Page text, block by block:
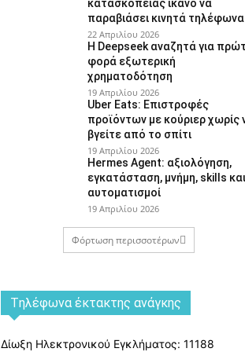
κατασκοπείας ικανό να
παραβιάσει κινητά τηλέφωνα
22 Απριλίου 2026
Η Deepseek αναζητά για
φορά εξωτερική
χρηματοδότηση
19 Απριλίου 2026
Uber Eats: Επιστροφές
προϊόντων με κούριερ χωρίς
βγείτε από το σπίτι
19 Απριλίου 2026
Hermes Agent: αξιολόγηση,
εγκατάσταση, μνήμη, skills και
αυτοματισμοί
19 Απριλίου 2026
Φόρτωση περισσοτέρων
Tηλέφωνα έκτακτης ανάγκης
Δίωξη Ηλεκτρονικού Εγκλήματος: 11188